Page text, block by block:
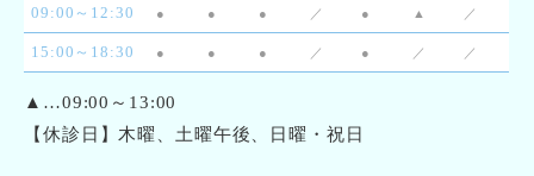
09:00～12:30 ● ● ● ／ ● ▲ ／
15:00～18:30 ● ● ● ／ ● ／ ／
▲…09:00～13:00
【休診日】木曜、土曜午後、日曜・祝日